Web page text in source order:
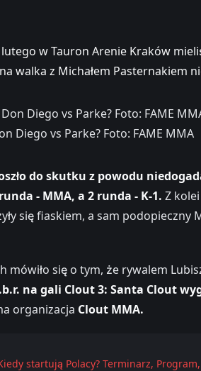
w Tauron Arenie Kraków
walka z Michałem Pasternakiem
Diego vs Parke? Foto: FAME MMA
do skutku z powodu
- MMA, a 2 runda - K-1. Z
się fiaskiem, a sam podopieczny
mówiło się o tym, że rywalem
na gali Clout 3: Santa Clout
organizacja Clout MMA.
startują Polacy? Terminarz,